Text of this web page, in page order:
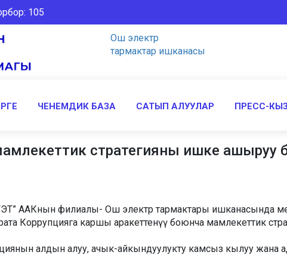
105
Ош электр
тармактар ишканасы
ЧЕНЕМДИК БАЗА САТЫП АЛУУЛАР ПРЕСС-
стратегияны ишке ашыруу
ААКнын филиалы- Ош электр тармактары ишканасында
Коррупцияга каршы аракеттенүү боюнча мамлекеттик
алдын алуу, ачык-айкындуулукту камсыз кылуу жана